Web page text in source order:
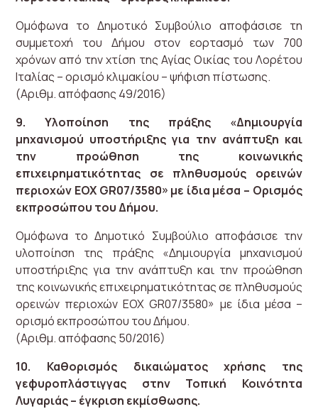
Ομόφωνα το Δημοτικό Συμβούλιο αποφάσισε τη
συμμετοχή του Δήμου στον εορτασμό των 700
χρόνων από την χτίση της Αγίας Οικίας του Λορέτου
Ιταλίας – ορισμό κλιμακίου – ψήφιση πίστωσης.
(Αριθμ. απόφασης 49/2016)
9. Υλοποίηση της πράξης «Δημιουργία
μηχανισμού υποστήριξης για την ανάπτυξη και
την προώθηση της κοινωνικής
επιχειρηματικότητας σε πληθυσμούς ορεινών
περιοχών ΕΟΧ GR07/3580» με ίδια μέσα – Ορισμός
εκπροσώπου του Δήμου.
Ομόφωνα το Δημοτικό Συμβούλιο αποφάσισε την
υλοποίηση της πράξης «Δημιουργία μηχανισμού
υποστήριξης για την ανάπτυξη και την προώθηση
της κοινωνικής επιχειρηματικότητας σε πληθυσμούς
ορεινών περιοχών ΕΟΧ GR07/3580» με ίδια μέσα –
ορισμό εκπροσώπου του Δήμου.
(Αριθμ. απόφασης 50/2016)
10. Καθορισμός δικαιώματος χρήσης της
γεφυροπλάστιγγας στην Τοπική Κοινότητα
Λυγαριάς – έγκριση εκμίσθωσης.